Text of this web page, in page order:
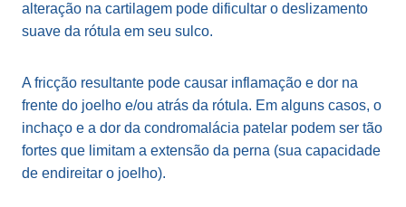
alteração na cartilagem pode dificultar o deslizamento
suave da rótula em seu sulco.
A fricção resultante pode causar inflamação e dor na
frente do joelho e/ou atrás da rótula. Em alguns casos, o
inchaço e a dor da condromalácia patelar podem ser tão
fortes que limitam a extensão da perna (sua capacidade
de endireitar o joelho).